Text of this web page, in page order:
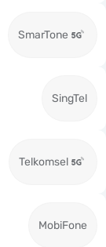
SmarTone
SingTel
Telkomsel
MobiFone